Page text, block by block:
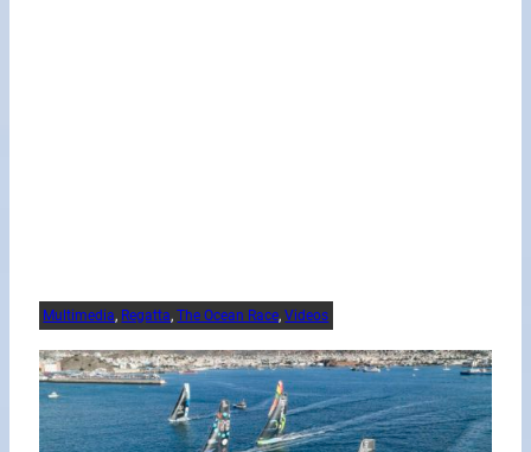
Multimedia, Regatta, The Ocean Race, Videos